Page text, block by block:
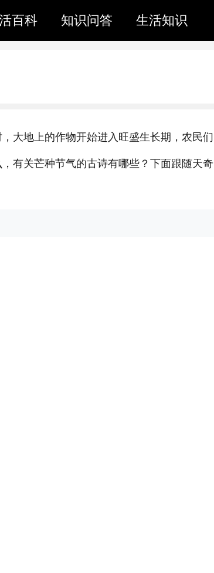
百科 知识问答 生活知识
大地上的作物开始进入旺盛生长期，农民们
有关芒种节气的古诗有哪些？下面跟随天奇